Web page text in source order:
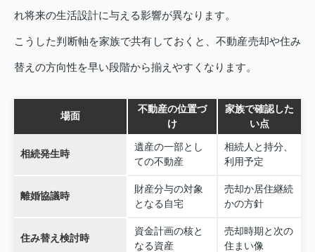
れ将来の生活設計に与える影響が異なります。
こうした判断軸を家族で共有しておくと、不動産売却や住み
替えの方向性を早い段階から揃えやすくなります。
場面
不動産の位置づ
け
家族で確認した
い点
相続発生時
遺産の一部とし
ての不動産
相続人と持分、
利用予定
離婚協議時
財産分与の対象
となる自宅
売却か居住継続
かの方針
住み替え検討時
資金計画の核と
なる資産
売却時期と次の
住まい像